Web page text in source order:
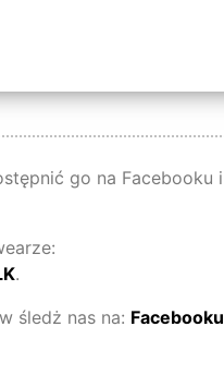
go na Facebooku i
.
śledż nas na: Facebooku